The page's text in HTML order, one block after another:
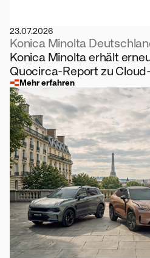
23.07.2026
Konica Minolta
Konica Minolta erhält
Quocirca-Report zu
Mehr erfahren